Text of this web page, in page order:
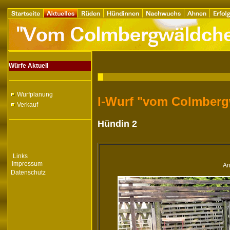
Würfe Aktuell
Wurfplanung
Verkauf
Links
Impressum
Datenschutz
I-Wurf "vom
Hündin 2